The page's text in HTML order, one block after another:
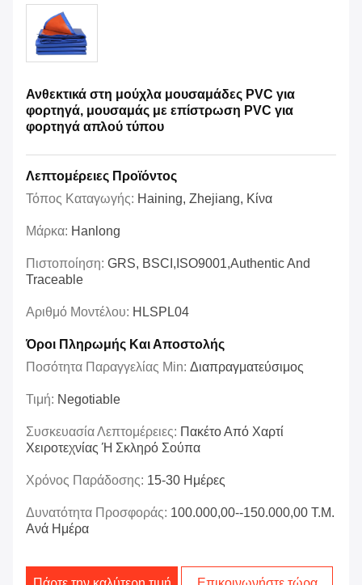
Ανθεκτικά στη μούχλα μουσαμάδες PVC για
φορτηγά, μουσαμάς με επίστρωση PVC για
φορτηγά απλού τύπου
Λεπτομέρειες Προϊόντος
Τόπος Καταγωγής: Haining, Zhejiang, Κίνα
Μάρκα: Hanlong
Πιστοποίηση: GRS, BSCI,ISO9001,Authentic And
Traceable
Αριθμό Μοντέλου: HLSPL04
Όροι Πληρωμής Και Αποστολής
Ποσότητα Παραγγελίας Min: Διαπραγματεύσιμος
Τιμή: Negotiable
Συσκευασία Λεπτομέρειες: Πακέτο Από Χαρτί
Χειροτεχνίας Ή Σκληρό Σούπα
Χρόνος Παράδοσης: 15-30 Ημέρες
Δυνατότητα Προσφοράς: 100.000,00--150.000,00 Τ.μ.
Ανά Ημέρα